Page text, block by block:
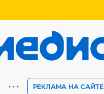
⋯ РЕКЛАМА НА САЙТЕ